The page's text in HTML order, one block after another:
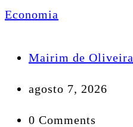
Economia
Mairim de Oliveira
agosto 7, 2026
0 Comments